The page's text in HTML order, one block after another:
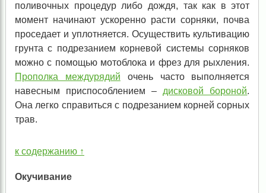
поливочных процедур либо дождя, так как в этот
момент начинают ускоренно расти сорняки, почва
проседает и уплотняется. Осуществить культивацию
грунта с подрезанием корневой системы сорняков
можно с помощью мотоблока и фрез для рыхления.
Прополка междурядий очень часто выполняется
навесным приспособлением – дисковой бороной.
Она легко справиться с подрезанием корней сорных
трав.
к содержанию ↑
Окучивание